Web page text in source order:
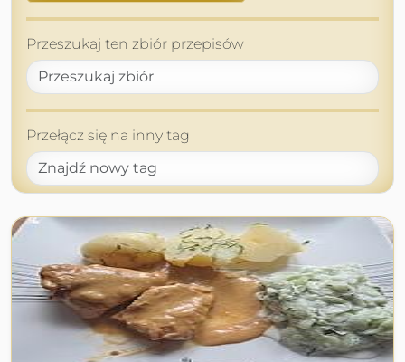
Przeszukaj ten zbiór przepisów
Przełącz się na inny tag